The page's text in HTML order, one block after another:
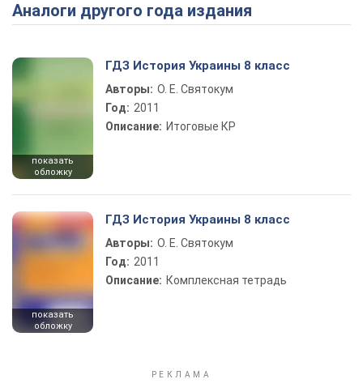
Play Video
Аналоги другого года издания
показать
обложку
ГДЗ История Украины 8 класс
Авторы: О. Е. Святокум
Год: 2011
Описание: Итоговые КР
показать
обложку
ГДЗ История Украины 8 класс
Авторы: О. Е. Святокум
Год: 2011
Описание: Комплексная тетрадь